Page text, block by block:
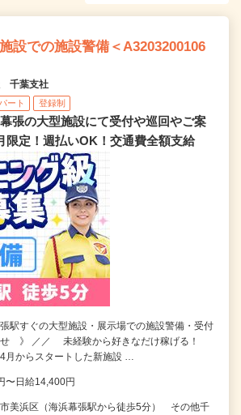
設での施設警備＜A3203200106
千葉支社
パート 登録制
幕張の大型施設にて受付や巡回やご案
定！週払いOK！交通費全額支給
駅すぐの大型施設・展示場での施設警備・受付
せ 》 ／／ 未経験から好きなだけ稼げる！
月からスタートした新施設 …
〜日給14,400円
美浜区（海浜幕張駅から徒歩5分） その他千